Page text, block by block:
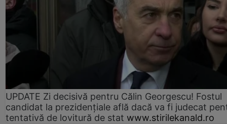
UPDATE Zi decisivă pentru Călin Georgescu! Fostul
candidat la prezidențiale află dacă va fi judecat
tentativă de lovitură de stat www.stirilekanald.ro